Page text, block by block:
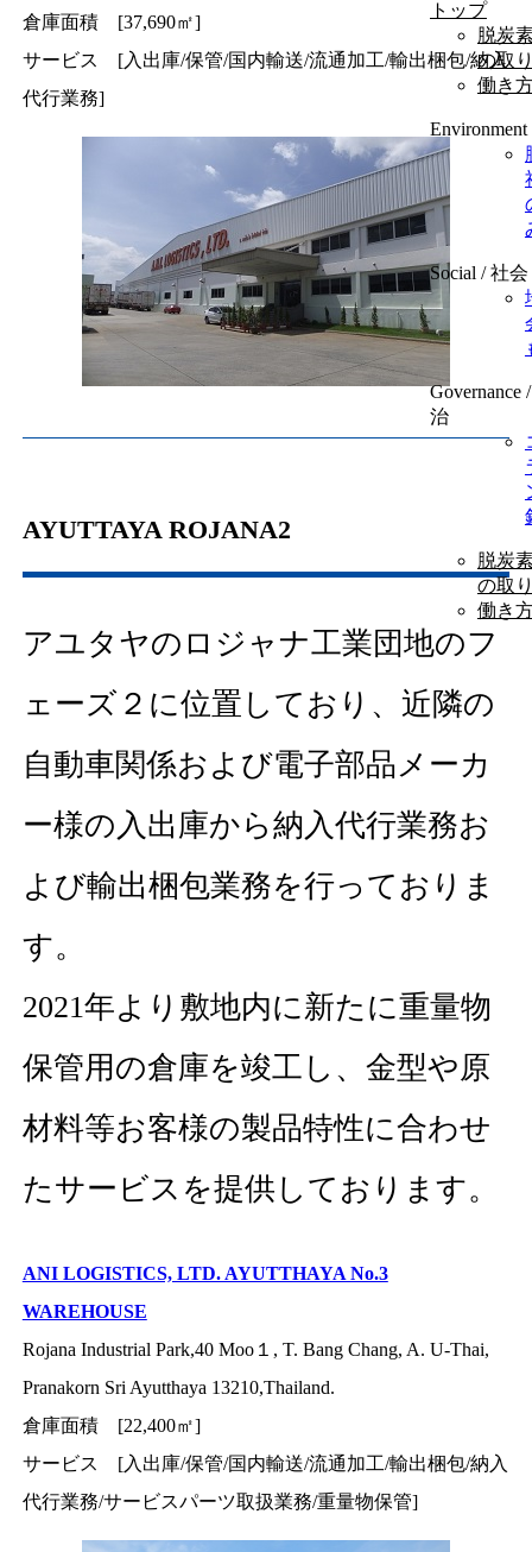
トップ
脱炭
の取
働き
Social / 社会
Governance
治
脱炭
の取
働き
倉庫面積 [37,690㎡]
サービス [入出庫/保管/国内輸送/流通加工/輸出梱包/納入
代行業務]
AYUTTAYA ROJANA2
アユタヤのロジャナ工業団地のフ
ェーズ２に位置しており、近隣の
自動車関係および電子部品メーカ
ー様の入出庫から納入代行業務お
よび輸出梱包業務を行っておりま
す。
2021年より敷地内に新たに重量物
保管用の倉庫を竣工し、金型や原
材料等お客様の製品特性に合わせ
たサービスを提供しております。
ANI LOGISTICS, LTD. AYUTTHAYA No.3
WAREHOUSE
Rojana Industrial Park,40 Moo１, T. Bang Chang, A. U-Thai,
Pranakorn Sri Ayutthaya 13210,Thailand.
倉庫面積 [22,400㎡]
サービス [入出庫/保管/国内輸送/流通加工/輸出梱包/納入
代行業務/サービスパーツ取扱業務/重量物保管]